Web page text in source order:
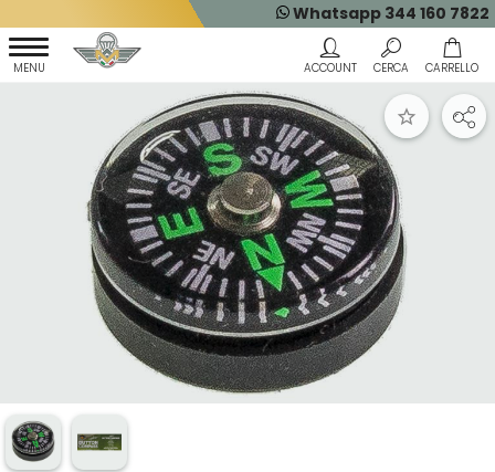
Whatsapp 344 160 7822